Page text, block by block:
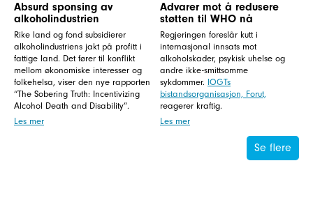
Absurd sponsing av
alkoholindustrien
Rike land og fond subsidierer
alkoholindustriens jakt på profitt i
fattige land. Det fører til konflikt
mellom økonomiske interesser og
folkehelsa, viser den nye rapporten
“The Sobering Truth: Incentivizing
Alcohol Death and Disability”.
Les mer
Advarer mot å redusere
støtten til WHO nå
Regjeringen foreslår kutt i
internasjonal innsats mot
alkoholskader, psykisk uhelse og
andre ikke-smittsomme
sykdommer. IOGTs
bistandsorganisasjon, Forut,
reagerer kraftig.
Les mer
Se flere